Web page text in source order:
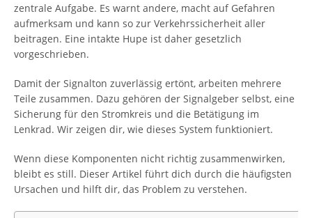
zentrale Aufgabe. Es warnt andere, macht auf Gefahren
aufmerksam und kann so zur Verkehrssicherheit aller
beitragen. Eine intakte Hupe ist daher gesetzlich
vorgeschrieben.
Damit der Signalton zuverlässig ertönt, arbeiten mehrere
Teile zusammen. Dazu gehören der Signalgeber selbst, eine
Sicherung für den Stromkreis und die Betätigung im
Lenkrad. Wir zeigen dir, wie dieses System funktioniert.
Wenn diese Komponenten nicht richtig zusammenwirken,
bleibt es still. Dieser Artikel führt dich durch die häufigsten
Ursachen und hilft dir, das Problem zu verstehen.